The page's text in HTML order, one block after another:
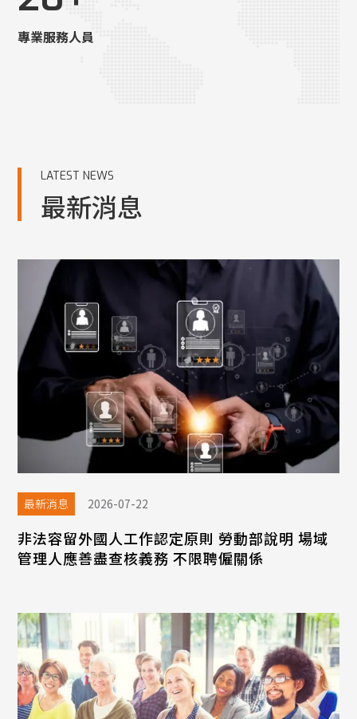
專業服務人員
LATEST NEWS
最新消息
最新消息 2026-07-22
非法容留外國人工作認定原則 勞動部說明 場域
管理人應善盡查核義務 不限聘僱關係